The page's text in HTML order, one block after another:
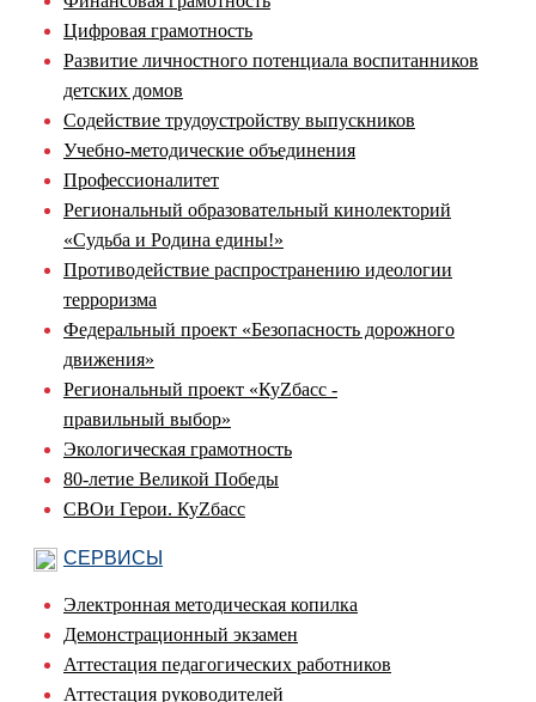
Цифровая грамотность
Развитие личностного потенциала воспитанников
детских домов
Содействие трудоустройству выпускников
Учебно-методические объединения
Профессионалитет
Региональный образовательный кинолекторий
«Судьба и Родина едины!»
Противодействие распространению идеологии
терроризма
Федеральный проект «Безопасность дорожного
движения»
Региональный проект «КуZбасс -
правильный выбор»
Экологическая грамотность
80-летие Великой Победы
СВОи Герои. КуZбасс
СЕРВИСЫ
Электронная методическая копилка
Демонстрационный экзамен
Аттестация педагогических работников
Аттестация руководителей